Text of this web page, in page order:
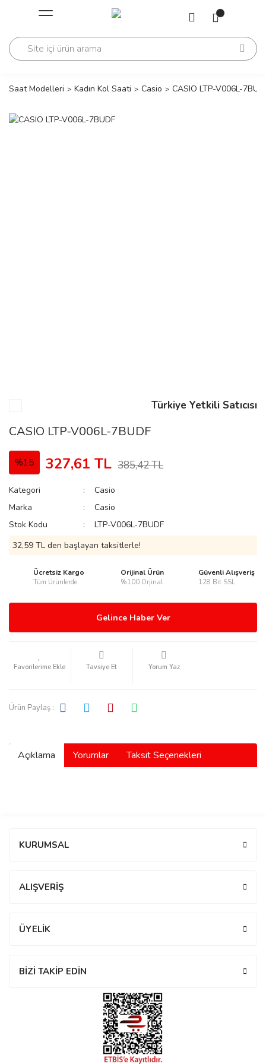
Geri Dön
Geri Dön
Saat Modelleri Kadın Kol Saati Casio CASIO LTP-V006L-
Türkiye Yetkili Satıcısı
CASIO LTP-V006L-7BUDF
%15 327,61 TL 385,42 TL
Kategori
Casio
Marka
Casio
Stok Kodu
LTP-V006L-7BUDF
32,59 TL den başlayan taksitlerle!
Ücretsiz Kargo
Tüm Ürünlerde
Orijinal Ürün
%100 Orjinal
Güvenli Alışveriş
128 Bit SSL
Gelince Haber Ver
Tavsiye Et Yorum Yaz
Ürün Paylaş :
Açıklama Yorumlar Taksit Seçenekleri
KURUMSAL
ALIŞVERİŞ
ÜYELİK
BİZİ TAKİP EDİN